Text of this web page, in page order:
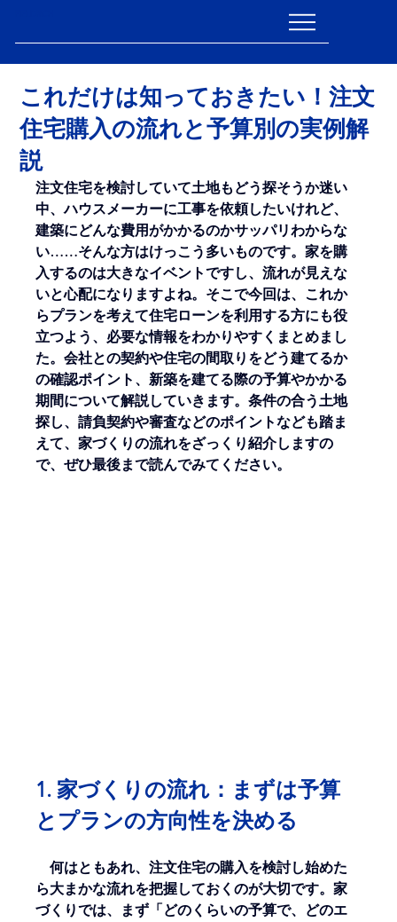
これだけは知っておきたい！注文
住宅購入の流れと予算別の実例解
説
注文住宅を検討していて土地もどう探そうか迷い
中、ハウスメーカーに工事を依頼したいけれど、
建築にどんな費用がかかるのかサッパリわからな
い……そんな方はけっこう多いものです。家を購
入するのは大きなイベントですし、流れが見えな
いと心配になりますよね。そこで今回は、これか
らプランを考えて住宅ローンを利用する方にも役
立つよう、必要な情報をわかりやすくまとめまし
た。会社との契約や住宅の間取りをどう建てるか
の確認ポイント、新築を建てる際の予算やかかる
期間について解説していきます。条件の合う土地
探し、請負契約や審査などのポイントなども踏ま
えて、家づくりの流れをざっくり紹介しますの
で、ぜひ最後まで読んでみてください。
1. 家づくりの流れ：まずは予算
とプランの方向性を決める
何はともあれ、注文住宅の購入を検討し始めた
ら大まかな流れを把握しておくのが大切です。家
づくりでは、まず「どのくらいの予算で、どのエ